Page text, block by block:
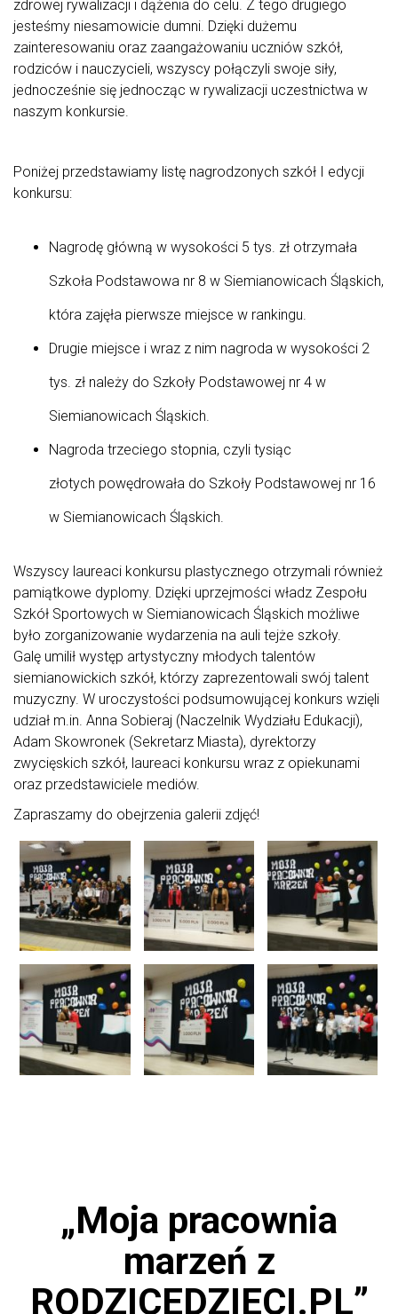
zdrowej rywalizacji i dążenia do celu. Z tego drugiego
jesteśmy niesamowicie dumni. Dzięki dużemu
zainteresowaniu oraz zaangażowaniu uczniów szkół,
rodziców i nauczycieli, wszyscy połączyli swoje siły,
jednocześnie się jednocząc w rywalizacji uczestnictwa w
naszym konkursie.
Poniżej przedstawiamy listę nagrodzonych szkół I edycji
konkursu:
Nagrodę główną w wysokości 5 tys. zł otrzymała
Szkoła Podstawowa nr 8 w Siemianowicach Śląskich,
która zajęła pierwsze miejsce w rankingu.
Drugie miejsce i wraz z nim nagroda w wysokości 2
tys. zł należy do Szkoły Podstawowej nr 4 w
Siemianowicach Śląskich.
Nagroda trzeciego stopnia, czyli tysiąc
złotych powędrowała do Szkoły Podstawowej nr 16
w Siemianowicach Śląskich.
Wszyscy laureaci konkursu plastycznego otrzymali również
pamiątkowe dyplomy. Dzięki uprzejmości władz Zespołu
Szkół Sportowych w Siemianowicach Śląskich możliwe
było zorganizowanie wydarzenia na auli tejże szkoły.
Galę umilił występ artystyczny młodych talentów
siemianowickich szkół, którzy zaprezentowali swój talent
muzyczny. W uroczystości podsumowującej konkurs wzięli
udział m.in. Anna Sobieraj (Naczelnik Wydziału Edukacji),
Adam Skowronek (Sekretarz Miasta), dyrektorzy
zwycięskich szkół, laureaci konkursu wraz z opiekunami
oraz przedstawiciele mediów.
Zapraszamy do obejrzenia galerii zdjęć!
„Moja pracownia
marzeń z
RODZICEDZIECI.PL”